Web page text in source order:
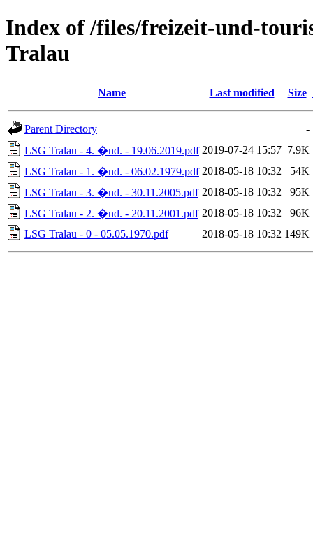
Index of /files/freizeit-und-
Tralau
Name Last modified Size
Parent Directory
-
LSG Tralau - 4. �nd. - 19.06.2019.pdf 2019-07-24 15:57 7.9K
LSG Tralau - 1. �nd. - 06.02.1979.pdf 2018-05-18 10:32
54K
LSG Tralau - 3. �nd. - 30.11.2005.pdf 2018-05-18 10:32
95K
LSG Tralau - 2. �nd. - 20.11.2001.pdf 2018-05-18 10:32
96K
LSG Tralau - 0 - 05.05.1970.pdf
2018-05-18 10:32 149K